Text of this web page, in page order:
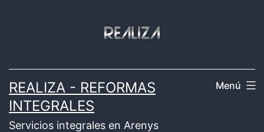
REALIZA - REFORMAS
INTEGRALES
Servicios integrales en Arenys
Menú